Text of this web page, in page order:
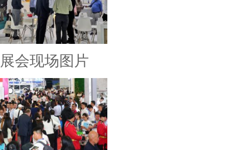
展会现场图片